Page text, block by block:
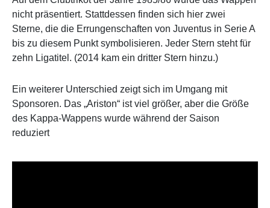
nicht präsentiert. Stattdessen finden sich hier zwei
Sterne, die die Errungenschaften von Juventus in Serie A
bis zu diesem Punkt symbolisieren. Jeder Stern steht für
zehn Ligatitel. (2014 kam ein dritter Stern hinzu.)
Ein weiterer Unterschied zeigt sich im Umgang mit
Sponsoren. Das „Ariston“ ist viel größer, aber die Größe
des Kappa-Wappens wurde während der Saison
reduziert